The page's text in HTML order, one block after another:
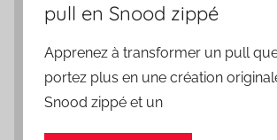
pull en Snood zippé
Apprenez à transformer un pull
portez plus en une création
Snood zippé et un